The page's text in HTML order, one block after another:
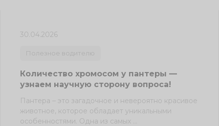
30.04.2026
Полезное водителю
Количество хромосом у пантеры —
узнаем научную сторону вопроса!
Пантера – это загадочное и невероятно красивое
животное, которое обладает уникальными
особенностями. Одна из самых ...